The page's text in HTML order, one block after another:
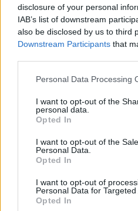
disclosure of your personal
IAB’s list of downstream
also be disclosed by us to third
Downstream Participants that
Please note that this website/
not limited to your visit or
grant or deny consent to
use your data for below
consent section.
Personal Data Processing
I want to opt-out of the
personal data.
Opted In
I want to opt-out of the
Personal Data.
Opted In
I want to opt-out of
Personal Data for Targeted
Opted In
A filmnek elképesztően jó
sem lankad egy percig
zenére is tényleg csak
hogy néha túl hangosan
heist műfaj kicsivel
megközelítése is nagyon
mindfuck-ját, és a
operatőri munkáig szinte
alárendelve.
Azonban talán egy kicsit
előjáték az agyunkkal való
utolsó percekre csap át
fordulatok sorozatává,
bevezetetlenek maradnak.